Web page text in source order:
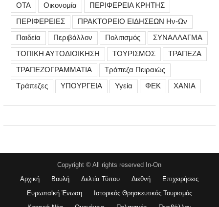
ΟΤΑ
Οικονομία
ΠΕΡΙΦΕΡΕΙΑ ΚΡΗΤΗΣ
ΠΕΡΙΦΕΡΕΙΕΣ
ΠΡΑΚΤΟΡΕΙΟ ΕΙΔΗΣΕΩΝ Ην-Ων
Παιδεία
Περιβάλλον Πολιτισμός
ΣΥΝΑΛΛΑΓΜΑ
ΤΟΠΙΚΗ ΑΥΤΟΔΙΟΙΚΗΣΗ
ΤΟΥΡΙΣΜΟΣ
ΤΡΑΠΕΖΑ
ΤΡΑΠΕΖΟΓΡΑΜΜΑΤΙΑ
Τράπεζα Πειραιώς
Τράπεζες
ΥΠΟΥΡΓΕΙΑ Υγεία ΦΕΚ ΧΑΝΙΑ
Copyright © All rights reserved In-On
Αρχική
Βουλή Δελτία Τύπου Διεθνή
Επιχειρήσεις
Ευρωπαϊκή Ένωση
Ιστορικός Θρησκευτικός Τουρισμός